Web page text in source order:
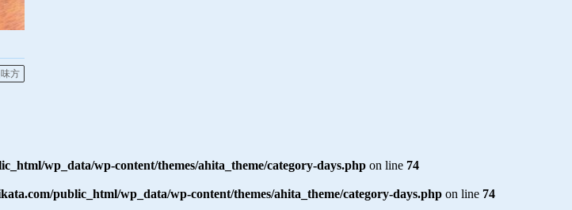
方
wp_data/wp-content/themes/ahita_theme/category-days.phpon line 74
public_html/wp_data/wp-content/themes/ahita_theme/category-days.phpon line 74